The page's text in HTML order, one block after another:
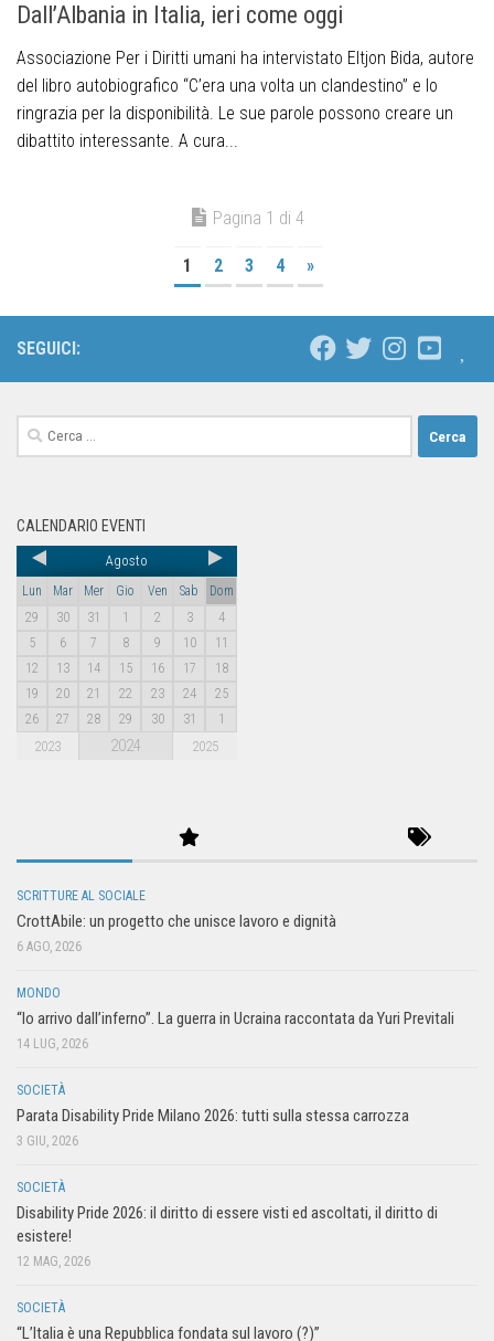
Dall’Albania in Italia, ieri come oggi
Associazione Per i Diritti umani ha intervistato Eltjon Bida, autore
del libro autobiografico “C’era una volta un clandestino” e lo
ringrazia per la disponibilità. Le sue parole possono creare un
dibattito interessante. A cura...
Pagina 1 di 4
1 2 3 4 »
SEGUICI:
CALENDARIO EVENTI
Agosto
Lun Mar Mer Gio Ven Sab
Dom
29
30 31 1 2 3
4
5
6 7 8 9 10
11
12
13 14 15 16 17
18
19
20 21 22 23 24
25
26
27 28 29 30 31 1
2023 2024 2025
SCRITTURE AL SOCIALE
CrottAbile: un progetto che unisce lavoro e dignità
6 AGO, 2026
MONDO
“Io arrivo dall’inferno”. La guerra in Ucraina raccontata da Yuri Previtali
14 LUG, 2026
SOCIETÀ
Parata Disability Pride Milano 2026: tutti sulla stessa carrozza
3 GIU, 2026
SOCIETÀ
Disability Pride 2026: il diritto di essere visti ed ascoltati, il diritto di
esistere!
12 MAG, 2026
SOCIETÀ
“L’Italia è una Repubblica fondata sul lavoro (?)”